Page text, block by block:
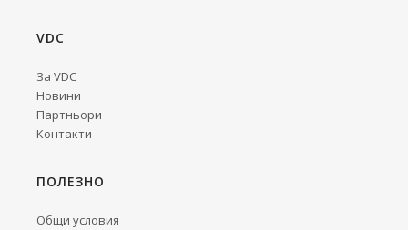
VDC
За VDC
Новини
Партньори
Контакти
ПОЛЕЗНО
Общи условия